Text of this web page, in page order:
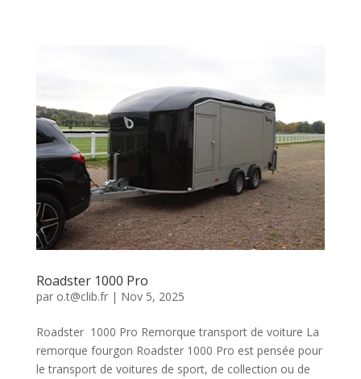
Roadster 1000 Pro
par o.t@clib.fr| Nov 5, 2025
Roadster 1000 Pro Remorque transport de voiture La
remorque fourgon Roadster 1000 Pro est pensée pour
le transport de voitures de sport, de collection ou de